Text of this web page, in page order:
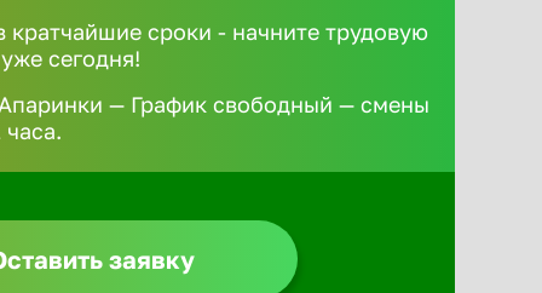
сроки - начните трудовую
сегодня!
— График свободный — смены
заявку